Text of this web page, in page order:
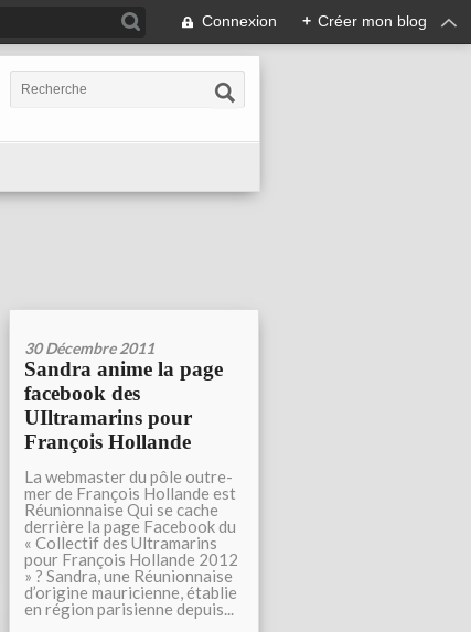
Connexion + Créer mon blog
30 Décembre 2011
Sandra anime la page
facebook des
UIltramarins pour
François Hollande
La webmaster du pôle outre-
mer de François Hollande est
Réunionnaise Qui se cache
derrière la page Facebook du
« Collectif des Ultramarins
pour François Hollande 2012
» ? Sandra, une Réunionnaise
d’origine mauricienne, établie
en région parisienne depuis...